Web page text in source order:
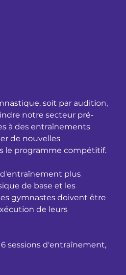
soit par audition,
notre secteur pré-
à des entraînements
de nouvelles
le programme compétitif.
plus
de base et les
gymnastes doivent être
de leurs
sessions d'entraînement,